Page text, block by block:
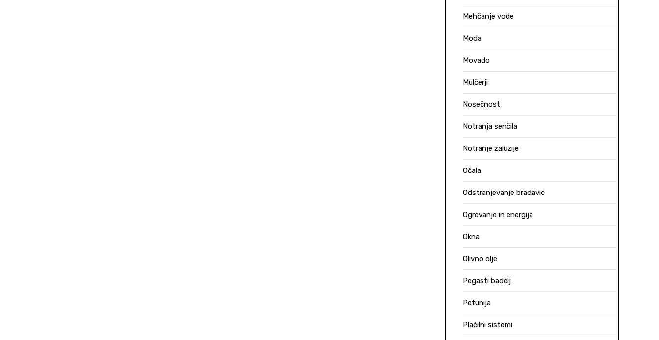
Mehčanje vode
Moda
Movado
Mulčerji
Nosečnost
Notranja senčila
Notranje žaluzije
Očala
Odstranjevanje bradavic
Ogrevanje in energija
Okna
Olivno olje
Pegasti badelj
Petunija
Plačilni sistemi